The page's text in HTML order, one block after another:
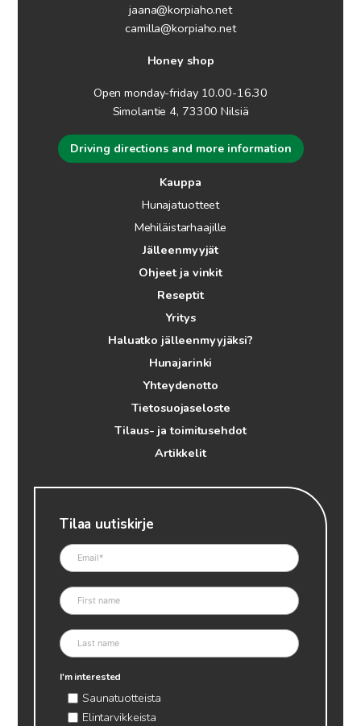
jaana@korpiaho.net
camilla@korpiaho.net
Honey shop
Open monday-friday 10.00-16.30
Simolantie 4, 73300 Nilsiä
Driving directions and more information
Kauppa
Hunajatuotteet
Mehiläistarhaajille
Jälleenmyyjät
Ohjeet ja vinkit
Reseptit
Yritys
Haluatko jälleenmyyjäksi?
Hunajarinki
Yhteydenotto
Tietosuojaseloste
Tilaus- ja toimitusehdot
Artikkelit
Tilaa uutiskirje
I'm interested
Saunatuotteista
Elintarvikkeista